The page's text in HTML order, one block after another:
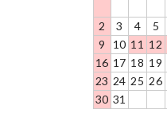
2
3 4 5
9
10 11 12
16 17 18 19
23 24 25 26
30 31